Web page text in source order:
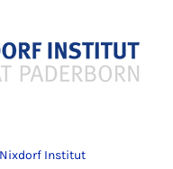
Institut